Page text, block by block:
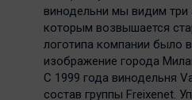
винодельни мы видим три
которым возвышается
логотипа компании было
изображение города
С 1999 года винодельня
состав группы Freixenet.